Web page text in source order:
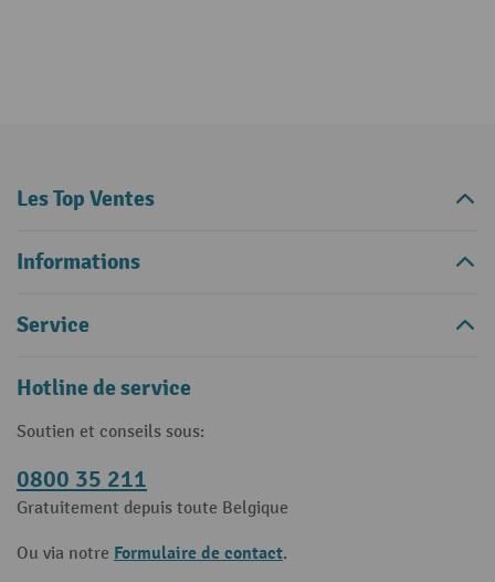
Les Top Ventes
Informations
Service
Hotline de service
Soutien et conseils sous:
0800 35 211
Gratuitement depuis toute Belgique
Ou via notre Formulaire de contact.